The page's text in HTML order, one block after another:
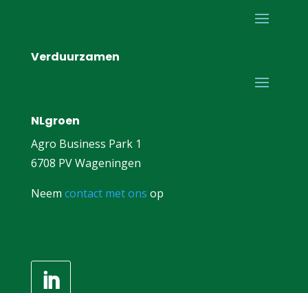
Verduurzamen
NLgroen
Agro Business Park 1
6708 PV Wageningen
Neem contact met ons op